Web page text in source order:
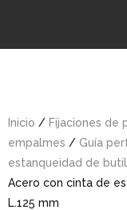
Inicio / Fijaciones de
empalmes / Guía
estanqueidad de
Acero con cinta de
L.125 mm